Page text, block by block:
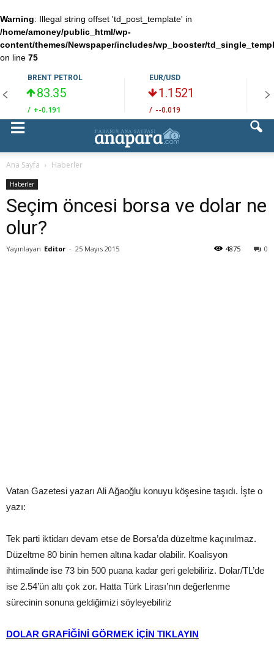
Warning: Illegal string offset 'td_post_template' in
/home/amoney/public_html/wp-
content/themes/Newspaper/includes/wp_booster/
on line 75
BRENT PETROL
83.35
/ +-0.191
EUR/USD
1.1521
/ --0.019
Ana Sayfa Haberler
Haberler
Seçim öncesi borsa ve dolar ne
olur?
Yayınlayan Editor - 25 Mayıs 2015 0
4875
Vatan Gazetesi yazarı Ali Ağaoğlu konuyu köşesine taşıdı. İşte o
yazı:
Tek parti iktidarı devam etse de Borsa’da düzeltme kaçınılmaz.
Düzeltme 80 binin hemen altına kadar olabilir. Koalisyon
ihtimalinde ise 73 bin 500 puana kadar geri gelebiliriz. Dolar/TL’de
ise 2.54’ün altı çok zor. Hatta Türk Lirası’nın değerlenme
sürecinin sonuna geldiğimizi söyleyebiliriz
DOLAR GRAFİĞİNİ GÖRMEK İÇİN TIKLAYIN